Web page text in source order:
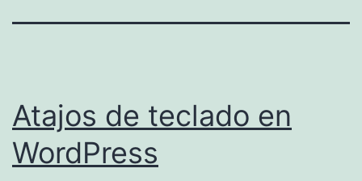
Atajos de teclado en
WordPress